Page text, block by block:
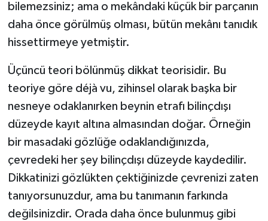
bilemezsiniz; ama o mekândaki küçük bir parçanın
daha önce görülmüş olması, bütün mekânı tanıdık
hissettirmeye yetmiştir.
Üçüncü teori bölünmüş dikkat teorisidir. Bu
teoriye göre déjà vu, zihinsel olarak başka bir
nesneye odaklanırken beynin etrafı bilinçdışı
düzeyde kayıt altına almasından doğar. Örneğin
bir masadaki gözlüğe odaklandığınızda,
çevredeki her şey bilinçdışı düzeyde kaydedilir.
Dikkatinizi gözlükten çektiğinizde çevrenizi zaten
tanıyorsunuzdur, ama bu tanımanın farkında
değilsinizdir. Orada daha önce bulunmuş gibi